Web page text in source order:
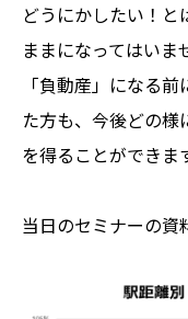
どうにかしたい！
ままになってはいま
「負動産」になる
た方も、今後どの様
を得ることができま
当日のセミナーの資